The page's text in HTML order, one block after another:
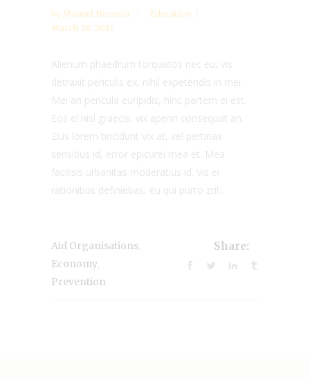
by Manuel Herrera
Education
March 28, 2017
Alienum phaedrum torquatos nec eu, vis
detraxit periculis ex, nihil expetendis in mei.
Mei an pericula euripidis, hinc partem ei est.
Eos ei nisl graecis, vix aperiri consequat an.
Eius lorem tincidunt vix at, vel pertinax
sensibus id, error epicurei mea et. Mea
facilisis urbanitas moderatius id. Vis ei
rationibus definiebas, eu qui purto zril...
Aid Organisations
Economy
Prevention
Share: